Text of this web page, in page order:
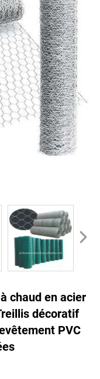
chaud en acier
décoratif
PVC